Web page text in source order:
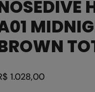
1.028,00